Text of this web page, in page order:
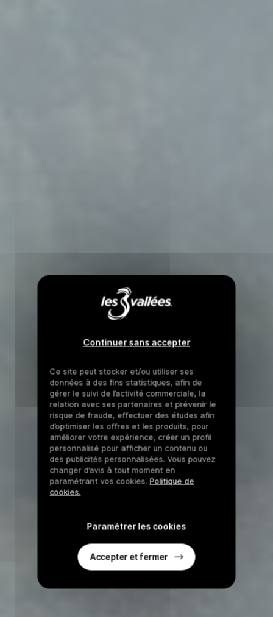
Continuer sans accepter
Ce site peut stocker et/ou utiliser ses
données à des fins statistiques, afin de
gérer le suivi de l’activité commerciale, la
relation avec ses partenaires et prévenir le
risque de fraude, effectuer des études afin
d’optimiser les offres et les produits, pour
améliorer votre expérience, créer un profil
personnalisé pour afficher un contenu ou
des publicités personnalisées. Vous pouvez
changer d’avis à tout moment en
paramétrant vos cookies. Politique de
cookies.
Paramétrer les cookies
Accepter et fermer